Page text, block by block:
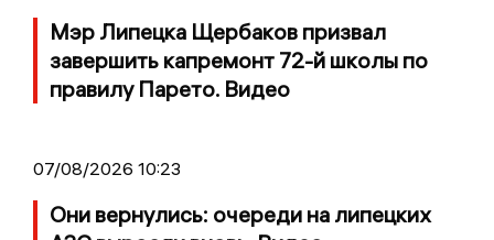
Мэр Липецка Щербаков призвал
завершить капремонт 72-й школы по
правилу Парето. Видео
07/08/2026 10:23
Они вернулись: очереди на липецких